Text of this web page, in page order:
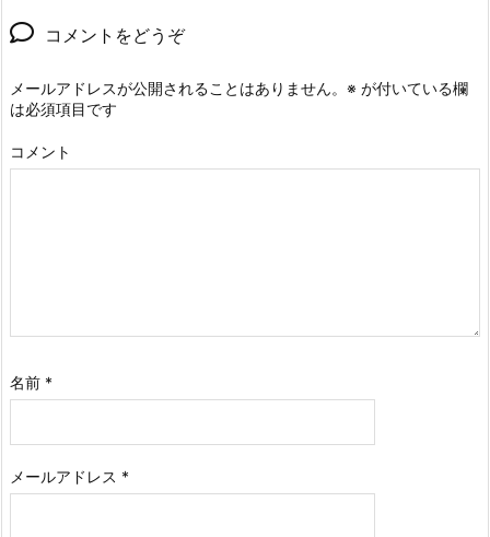
コメントをどうぞ
メールアドレスが公開されることはありません。 ※ が付いている欄
は必須項目です
コメント
名前 *
メールアドレス *